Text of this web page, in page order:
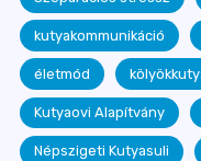
kutyakommunikáció
életmód
Kutyaovi Alapítvány
Népszigeti Kutyasuli